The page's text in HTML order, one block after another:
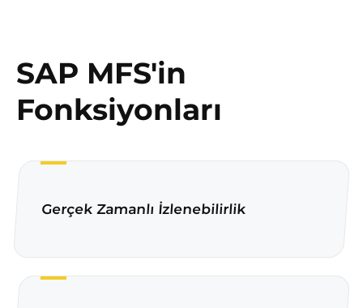
SAP MFS'in
Fonksiyonları
Gerçek Zamanlı İzlenebilirlik